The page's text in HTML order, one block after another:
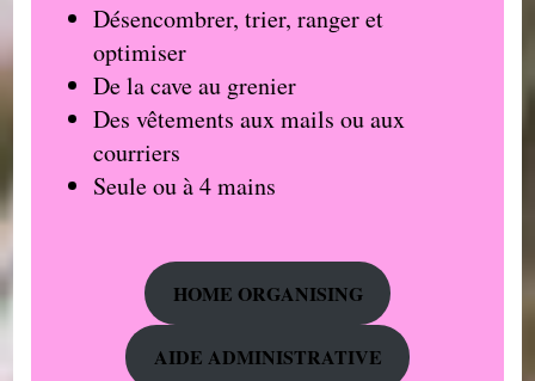
Désencombrer, trier, ranger et
optimiser
De la cave au grenier
Des vêtements aux mails ou aux
courriers
Seule ou à 4 mains
HOME ORGANISING
AIDE ADMINISTRATIVE